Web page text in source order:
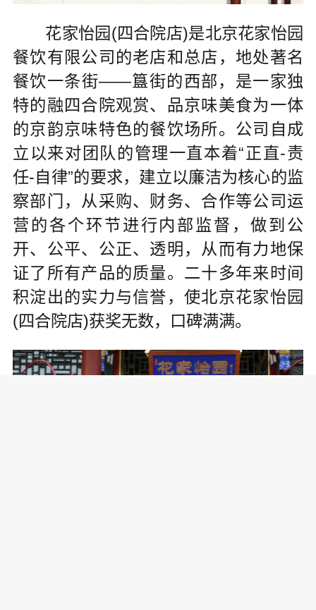
花家怡园(四合院店)是北京花家怡园
餐饮有限公司的老店和总店，地处著名
餐饮一条街——簋街的西部，是一家独
特的融四合院观赏、品京味美食为一体
的京韵京味特色的餐饮场所。公司自成
立以来对团队的管理一直本着“正直-责
任-自律”的要求，建立以廉洁为核心的监
察部门，从采购、财务、合作等公司运
营的各个环节进行内部监督，做到公
开、公平、公正、透明，从而有力地保
证了所有产品的质量。二十多年来时间
积淀出的实力与信誉，使北京花家怡园
(四合院店)获奖无数，口碑满满。